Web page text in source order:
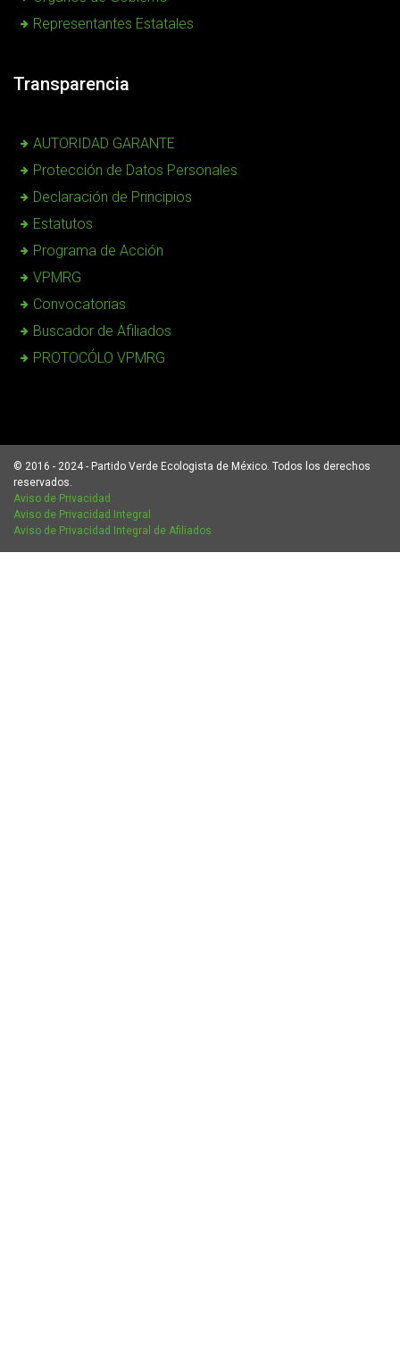
Representantes Estatales
Transparencia
AUTORIDAD GARANTE
Protección de Datos Personales
Declaración de Principios
Estatutos
Programa de Acción
VPMRG
Convocatorias
Buscador de Afiliados
PROTOCÓLO VPMRG
© 2016 - 2024 - Partido Verde Ecologista de México. Todos los derechos
reservados.
Aviso de Privacidad
Aviso de Privacidad Integral
Aviso de Privacidad Integral de Afiliados